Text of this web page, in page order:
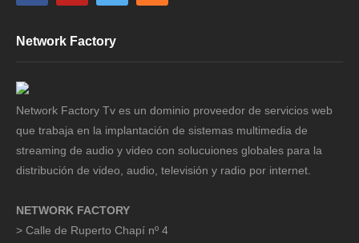
Network Factory
Network Factory Tv es un dominio proveedor de servicios web
que trabaja en la implantación de sistemas multimedia de
streaming de audio y video con solucuiones globales para la
distribución de video, audio, televisión y radio por internet.
NETWORK FACTORY
> Calle de Ruperto Chapí nº 4